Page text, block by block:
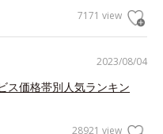
7171 view
2023/08/04
ス価格帯別人気ランキン
28921 view